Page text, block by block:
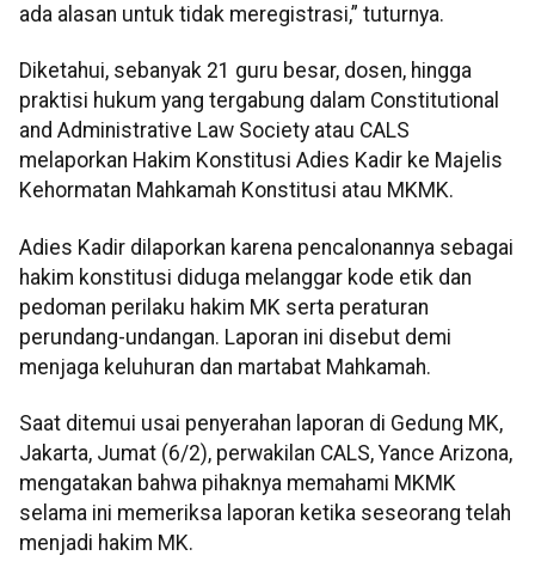
ada alasan untuk tidak meregistrasi,” tuturnya.
Diketahui, sebanyak 21 guru besar, dosen, hingga
praktisi hukum yang tergabung dalam Constitutional
and Administrative Law Society atau CALS
melaporkan Hakim Konstitusi Adies Kadir ke Majelis
Kehormatan Mahkamah Konstitusi atau MKMK.
Adies Kadir dilaporkan karena pencalonannya sebagai
hakim konstitusi diduga melanggar kode etik dan
pedoman perilaku hakim MK serta peraturan
perundang-undangan. Laporan ini disebut demi
menjaga keluhuran dan martabat Mahkamah.
Saat ditemui usai penyerahan laporan di Gedung MK,
Jakarta, Jumat (6/2), perwakilan CALS, Yance Arizona,
mengatakan bahwa pihaknya memahami MKMK
selama ini memeriksa laporan ketika seseorang telah
menjadi hakim MK.